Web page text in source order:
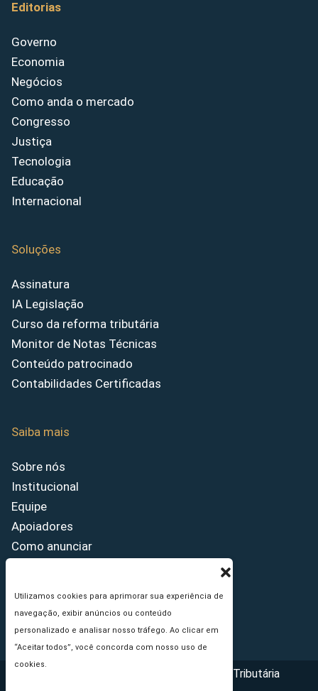
Utilizamos cookies para aprimorar sua experiência de
navegação, exibir anúncios ou conteúdo
personalizado e analisar nosso tráfego. Ao clicar em
“Aceitar todos”, você concorda com nosso uso de
cookies.
Editorias
Governo
Economia
Negócios
Como anda o mercado
Congresso
Justiça
Tecnologia
Educação
Internacional
Soluções
Assinatura
IA Legislação
Curso da reforma tributária
Monitor de Notas Técnicas
Conteúdo patrocinado
Contabilidades Certificadas
Saiba mais
Sobre nós
Institucional
Equipe
Apoiadores
Como anunciar
Princípios Editoriais
Copyright © 2026 - Portal da Reforma Tributária